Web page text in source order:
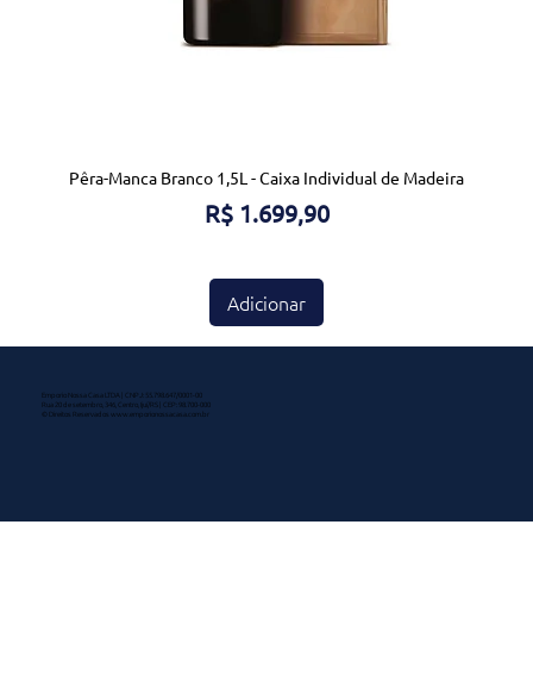
Pêra-Manca Branco 1,5L - Caixa Individual de Madeira
Preço
R$ 1.699,90
Adicionar
Emporio Nossa Casa LTDA | CNPJ: 55.798.647/0001-00
Rua 20 de setembro, 346, Centro, Ijuí/RS | CEP: 98.700-000
© Direitos Reservadoswww.emporionossacasa.com.br